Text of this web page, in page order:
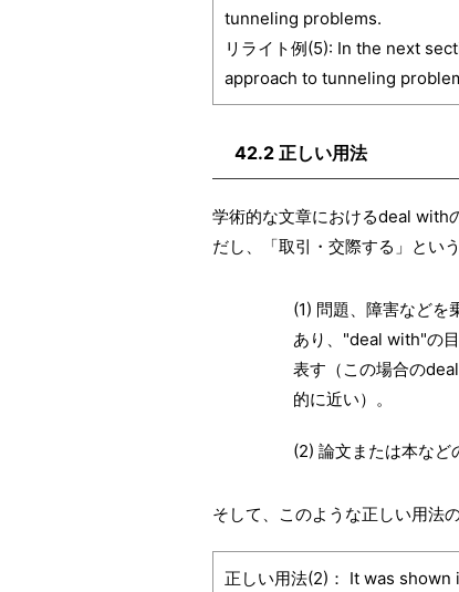
tunneling problems.
リライト例(5): In the next
approach to tunneling
42.2 正しい用法
学術的な文章におけるdeal with
だし、「取引・交際する」とい
(1) 問題、障害などを
あり、"deal with"の
表す（この場合の
的に近い）。
(2) 論文または本など
そして、このような正しい用法
正しい用法(2)： It was